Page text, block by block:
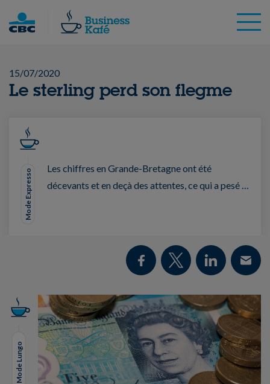
15/07/2020
Le sterling perd son flegme
Mode Expresso
Les chiffres en Grande-Bretagne ont été
décevants et en deçà des attentes, ce qui a pesé …
Mode Lungo